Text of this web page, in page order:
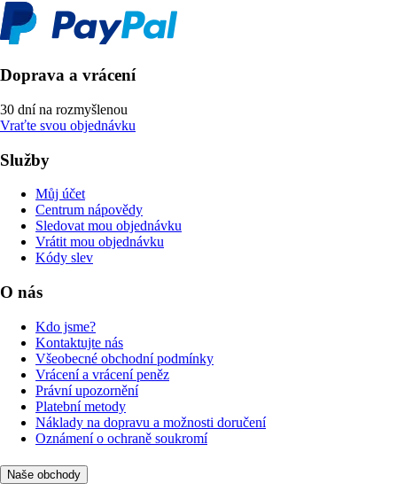
Doprava a vrácení
30 dní na rozmyšlenou
Vraťte svou objednávku
Služby
Můj účet
Centrum nápovědy
Sledovat mou objednávku
Vrátit mou objednávku
Kódy slev
O nás
Kdo jsme?
Kontaktujte nás
Všeobecné obchodní podmínky
Vrácení a vrácení peněz
Právní upozornění
Platební metody
Náklady na dopravu a možnosti doručení
Oznámení o ochraně soukromí
Naše obchody